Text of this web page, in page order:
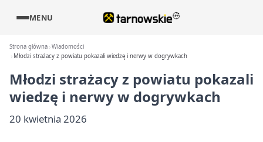
MENU
Strona główna Wiadomości
Młodzi strażacy z powiatu pokazali wiedzę i nerwy w dogrywkach
Młodzi strażacy z powiatu pokazali
wiedzę i nerwy w dogrywkach
20 kwietnia 2026